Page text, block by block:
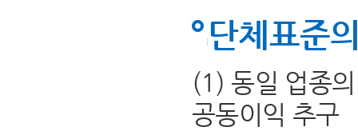
단체표준
(1) 동일 업종
공동이익 추구